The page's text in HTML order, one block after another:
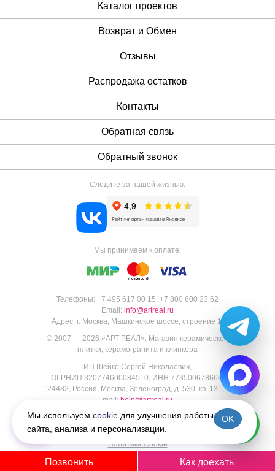
Каталог проектов
Возврат и Обмен
Отзывы
Распродажа остатков
Контакты
Обратная связь
Обратный звонок
Телефоны: +7 495 617 00 15, +7 800 600 23 62
Email: info@artreal.ru
Адрес: г. Москва, Машкинское шоссе, строение 1.
© 2007 — 2026 «АРТ РЕАЛ ». Магазин керамической
плитки, керамогранита и клинкера
ИП Шейко Сергей Николаевич,
ОГРНИП 320774600084510, ИНН 773500678668,
124482, Россия, Москва, Зеленоград, д. 530, кв. 131, e-
mail: help@artreal.ru
Пользовательское соглашение
Политика конфиденциальности
Согласие на обработку персональных данных
Политика Cookie
Следите за нашей жизнью:
Мы принимаем к оплате:
Позвонить Как доехать
Мы используем cookie для улучшения работы
сайта, анализа и персонализации.
OK